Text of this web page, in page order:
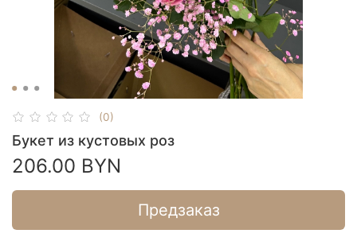
(0)
Букет из кустовых роз
206.00 BYN
Предзаказ